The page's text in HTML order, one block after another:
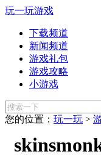
玩一玩游戏
下载频道
新闻频道
游戏礼包
游戏攻略
小游戏
您的位置： 玩一玩 >